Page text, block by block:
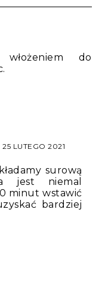
do
25 LUTEGO 2021
surową
jest niemal
minut wstawić
bardziej